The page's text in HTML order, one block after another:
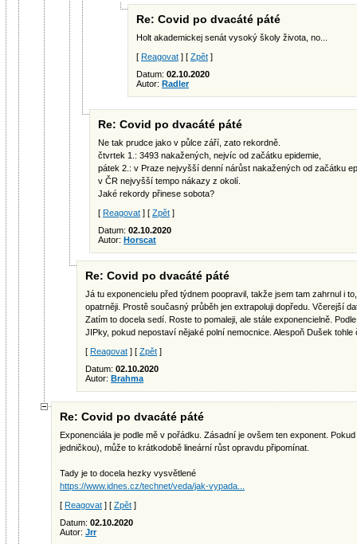
Re: Covid po dvacáté páté
Holt akademickej senát vysoký školy života, no...
[ Reagovat ] [ Zpět ]
Datum: 02.10.2020
Autor: Radler
Re: Covid po dvacáté páté
Ne tak prudce jako v půlce září, zato rekordně.
čtvrtek 1.: 3493 nakažených, nejvíc od začátku epidemie,
pátek 2.: v Praze nejvyšší denní nárůst nakažených od začátku
v ČR nejvyšší tempo nákazy z okolí.
Jaké rekordy přinese sobota?
[ Reagovat ] [ Zpět ]
Datum: 02.10.2020
Autor: Horscat
Re: Covid po dvacáté páté
Já tu exponencielu před týdnem poopravil, takže jsem tam zahrnul i
opatrněji. Prostě současný průběh jen extrapoluji dopředu. Včerejší
Zatím to docela sedí. Roste to pomaleji, ale stále exponencielně.
JIPky, pokud nepostaví nějaké polní nemocnice. Alespoň Dušek tohle
[ Reagovat ] [ Zpět ]
Datum: 02.10.2020
Autor: Brahma
Re: Covid po dvacáté páté
Exponenciála je podle mě v pořádku. Zásadní je ovšem ten exponent.
jedničkou), může to krátkodobě lineární růst opravdu připomínat.
Tady je to docela hezky vysvětlené
https://www.idnes.cz/technet/veda/jak-vypada...
[ Reagovat ] [ Zpět ]
Datum: 02.10.2020
Autor: Jrr